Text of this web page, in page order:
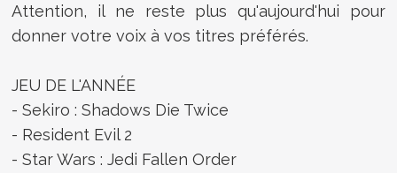
Attention, il ne reste plus qu'aujourd'hui pour
donner votre voix à vos titres préférés.
JEU DE L'ANNÉE
- Sekiro : Shadows Die Twice
- Resident Evil 2
- Star Wars : Jedi Fallen Order